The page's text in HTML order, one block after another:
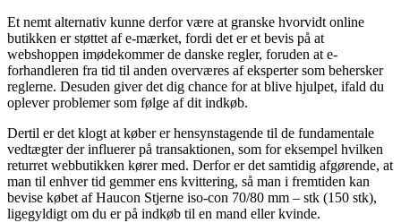
Et nemt alternativ kunne derfor være at granske hvorvidt online
butikken er støttet af e-mærket, fordi det er et bevis på at
webshoppen imødekommer de danske regler, foruden at e-
forhandleren fra tid til anden overværes af eksperter som behersker
reglerne. Desuden giver det dig chance for at blive hjulpet, ifald du
oplever problemer som følge af dit indkøb.
Dertil er det klogt at køber er hensynstagende til de fundamentale
vedtægter der influerer på transaktionen, som for eksempel hvilken
returret webbutikken kører med. Derfor er det samtidig afgørende, at
man til enhver tid gemmer ens kvittering, så man i fremtiden kan
bevise købet af Haucon Stjerne iso-con 70/80 mm – stk (150 stk),
ligegyldigt om du er på indkøb til en mand eller kvinde.